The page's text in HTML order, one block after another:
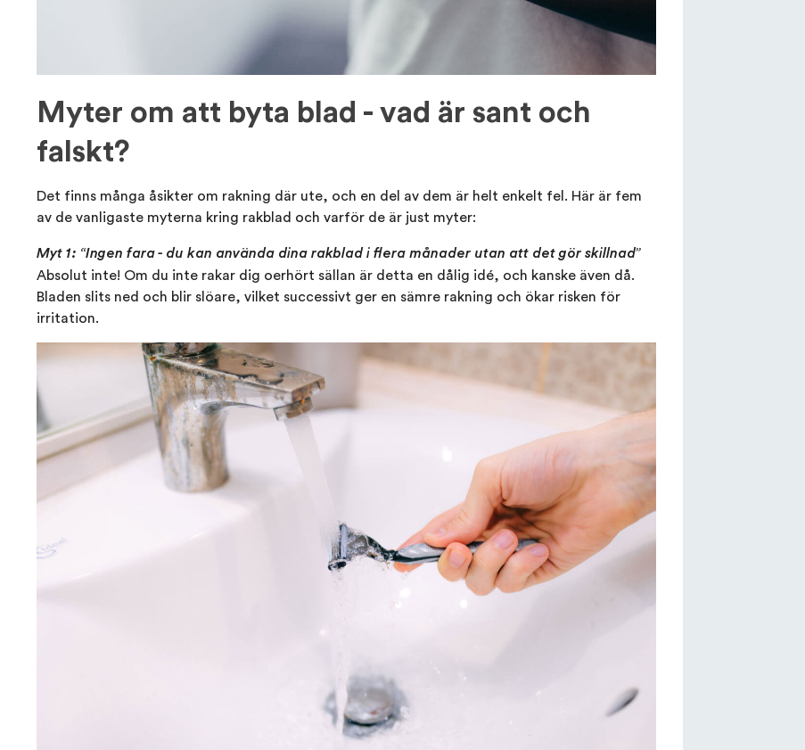
Myter om att byta blad - vad är sant och
falskt?
Det finns många åsikter om rakning där ute, och en del av dem är helt enkelt fel. Här är fem
av de vanligaste myterna kring rakblad och varför de är just myter:
Myt 1: “Ingen fara - du kan använda dina rakblad i flera månader utan att det gör skillnad”
Absolut inte! Om du inte rakar dig oerhört sällan är detta en dålig idé, och kanske även då.
Bladen slits ned och blir slöare, vilket successivt ger en sämre rakning och ökar risken för
irritation.